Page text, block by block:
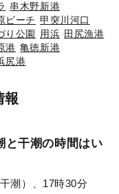
串木野新港
ビーチ 甲突川河口
り公園 用浜 田尻漁港
港 亀徳新港
尻港
報
と干潮の時間はい
潮）、17時30分